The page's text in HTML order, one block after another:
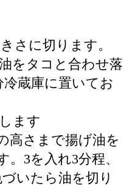
さに切ります。
をタコと合わせ落
蔵庫に置いてお
ます
高さまで揚げ油を
。3を入れ3分程、
いたら油を切り